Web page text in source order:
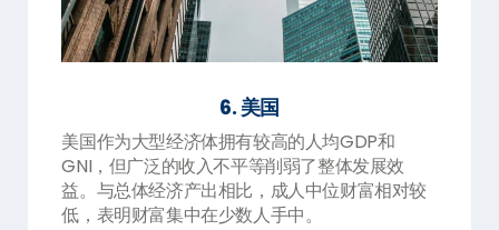
6. 美国
美国作为大型经济体拥有较高的人均GDP和
GNI，但广泛的收入不平等削弱了整体发展效
益。与总体经济产出相比，成人中位财富相对较
低，表明财富集中在少数人手中。